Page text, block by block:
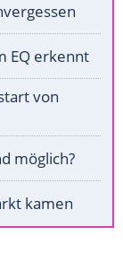
EQ erkennt
von
möglich?
kamen